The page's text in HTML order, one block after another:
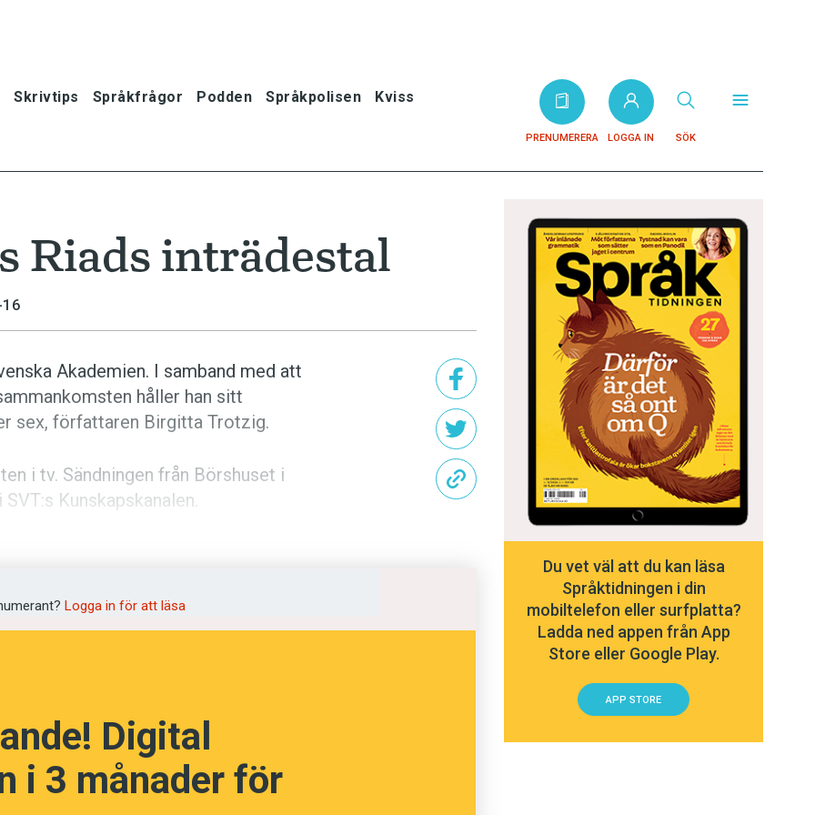
Skrivtips Språkfrågor Podden Språkpolisen Kviss
PRENUMERERA LOGGA IN SÖK
digitalt
Riads inträdestal
16
Akademien. I samband med att
håller han sitt
sex, författaren Birgitta Trotzig.
i tv. Sändningen från Börshuset i
Kunskapskanalen.
med honom i Expressen
Logga in för att läsa
Digital
i 3 månader för
Du vet väl att du kan läsa
Språktidningen i din
mobiltelefon eller surfplatta?
Ladda ned appen från App
Store eller Google Play.
APP STORE